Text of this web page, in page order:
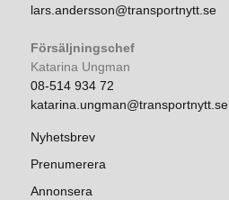
lars.andersson@transportnytt.se
Försäljningschef
Katarina Ungman
08-514 934 72
katarina.ungman@transportnytt.se
Nyhetsbrev
Prenumerera
Annonsera